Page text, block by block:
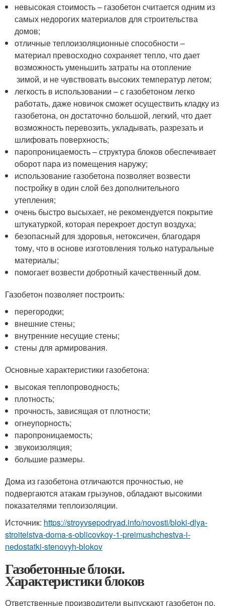
невысокая стоимость – газобетон считается одним из
самых недорогих материалов для строительства
домов;
отличные теплоизоляционные способности –
материал превосходно сохраняет тепло, что дает
возможность уменьшить затраты на отопление
зимой, и не чувствовать высоких температур летом;
легкость в использовании – с газобетоном легко
работать, даже новичок сможет осуществить кладку из
газобетона, он достаточно большой, легкий, что дает
возможность перевозить, укладывать, разрезать и
шлифовать поверхность;
паропроницаемость – структура блоков обеспечивает
оборот пара из помещения наружу;
использование газобетона позволяет возвести
постройку в один слой без дополнительного
утепления;
очень быстро высыхает, не рекомендуется покрытие
штукатуркой, которая перекроет доступ воздуха;
безопасный для здоровья, нетоксичен, благодаря
тому, что в основе изготовления только натуральные
материалы;
помогает возвести добротный качественный дом.
Газобетон позволяет построить:
перегородки;
внешние стены;
внутренние несущие стены;
стены для армирования.
Основные характеристики газобетона:
высокая теплопроводность;
плотность;
прочность, зависящая от плотности;
огнеупорность;
паропроницаемость;
звукоизоляция;
большие размеры.
Дома из газобетона отличаются прочностью, не
подвергаются атакам грызунов, обладают высокими
показателями теплоизоляции.
Источник: https://stroyvsepodryad.info/novosti/bloki-dlya-
stroitelstva-doma-s-oblicovkoy-1-preimushchestva-i-
nedostatki-stenovyh-blokov
Газобетонные блоки.
Характеристики блоков
Ответственные производители выпускают газобетон по.